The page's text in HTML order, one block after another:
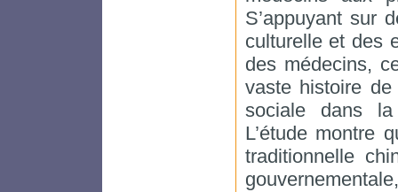
S’appuyant sur
culturelle et des
des médecins,
vaste histoire
sociale dans la
L’étude montre
traditionnelle